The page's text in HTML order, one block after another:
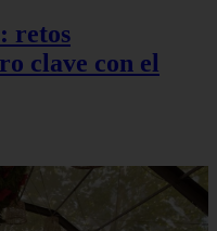
retos
clave con el